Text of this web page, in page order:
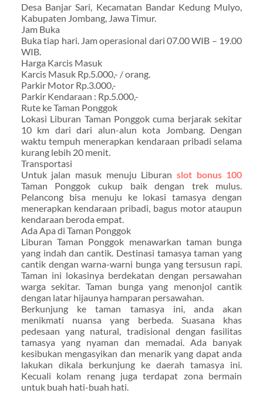
Desa Banjar Sari, Kecamatan Bandar Kedung Mulyo,
Kabupaten Jombang, Jawa Timur.
Jam Buka
Buka tiap hari. Jam operasional dari 07.00 WIB – 19.00
WIB.
Harga Karcis Masuk
Karcis Masuk Rp.5.000,- / orang.
Parkir Motor Rp.3.000,-
Parkir Kendaraan : Rp.5.000,-
Rute ke Taman Ponggok
Lokasi Liburan Taman Ponggok cuma berjarak sekitar
10 km dari dari alun-alun kota Jombang. Dengan
waktu tempuh menerapkan kendaraan pribadi selama
kurang lebih 20 menit.
Transportasi
Untuk jalan masuk menuju Liburan slot bonus 100
Taman Ponggok cukup baik dengan trek mulus.
Pelancong bisa menuju ke lokasi tamasya dengan
menerapkan kendaraan pribadi, bagus motor ataupun
kendaraan beroda empat.
Ada Apa di Taman Ponggok
Liburan Taman Ponggok menawarkan taman bunga
yang indah dan cantik. Destinasi tamasya taman yang
cantik dengan warna-warni bunga yang tersusun rapi.
Taman ini lokasinya berdekatan dengan persawahan
warga sekitar. Taman bunga yang menonjol cantik
dengan latar hijaunya hamparan persawahan.
Berkunjung ke taman tamasya ini, anda akan
menikmati nuansa yang berbeda. Suasana khas
pedesaan yang natural, tradisional dengan fasilitas
tamasya yang nyaman dan memadai. Ada banyak
kesibukan mengasyikan dan menarik yang dapat anda
lakukan dikala berkunjung ke daerah tamasya ini.
Kecuali kolam renang juga terdapat zona bermain
untuk buah hati-buah hati.